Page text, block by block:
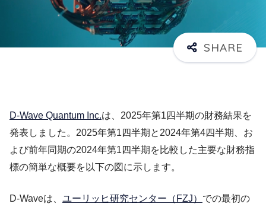
D-Wave Quantum Inc.は、2025年第1四半期の財務結果を
発表しました。2025年第1四半期と2024年第4四半期、お
よび前年同期の2024年第1四半期を比較した主要な財務指
標の簡単な概要を以下の図に示します。
D-Waveは、 ユーリッヒ研究センター（FZJ） での最初の